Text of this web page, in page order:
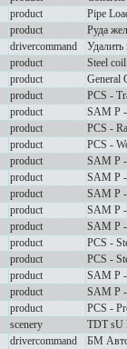
product
Pipe
product
Руда
drivercommand
Удалить
product
Steel coil
product
General
product
PCS -
product
SAM P
product
PCS -
product
PCS -
product
SAM P
product
SAM P
product
SAM P -
product
SAM P
product
SAM P
product
PCS -
product
PCS -
product
SAM P -
product
SAM P -
product
PCS -
scenery
TDT sU
drivercommand
БМ